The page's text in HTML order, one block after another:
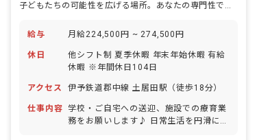
子どもたちの可能性を広げる場所。あなたの専門性で、未来を輝かせませんか？
給与 月給224,500円 ~ 274,500円
休日
他シフト制 夏季休暇 年末年始休暇 有給
休暇 ※年間休日104日
アクセス 伊予鉄道郡中線 土居田駅（徒歩18分）
仕事内容
学校・ご自宅への送迎、施設での療育業
務をお願いします♪ 日常生活を円滑に送